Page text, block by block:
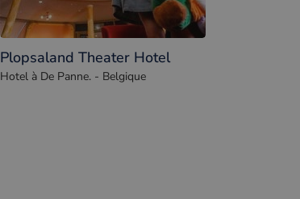
Plopsaland Theater Hotel
Hotel à De Panne. - Belgique